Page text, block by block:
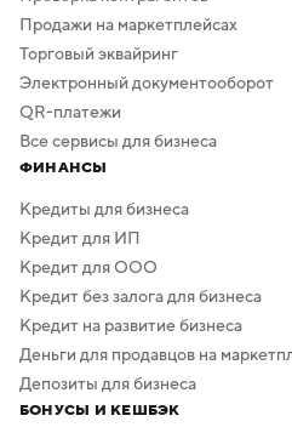
Продажи на маркетплейсах
Торговый эквайринг
Электронный документооборот
QR-платежи
Все сервисы для бизнеса
ФИНАНСЫ
Кредиты для бизнеса
Кредит для ИП
Кредит для ООО
Кредит без залога для бизнеса
Кредит на развитие бизнеса
Деньги для продавцов на
Депозиты для бизнеса
БОНУСЫ И КЕШБЭК